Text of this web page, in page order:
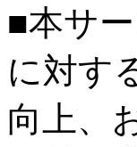
■本サ
に対す
向上、